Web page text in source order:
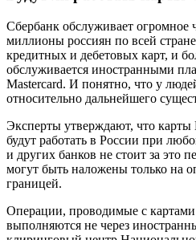
Сбербанк обслуживает огромное
миллионы россиян по всей
кредитных и дебетовых карт, и
обслуживается иностранными
Mastercard. И понятно, что у
относительно дальнейшего
Эксперты утверждают, что
будут работать в России при
и других банков не стоит за это
могут быть наложены только на
границей.
Операции, проводимые с
выполняются не через